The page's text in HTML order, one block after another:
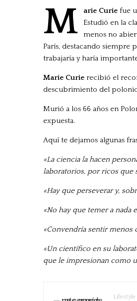
M arie Curie fue
Estudió en la
menos no
París, destacando siempre
trabajaría y haría
Marie Curie recibió el
descubrimiento del
Murió a los 66 años en
expuesta.
Aquí te dejamos algunas
«La ciencia la hacen
laboratorios, por ricos que
«Hay que perseverar y,
«No hay que temer a nada
«Convendría sentir menos
«Un científico en su
que le impresionan como
Lifestyle